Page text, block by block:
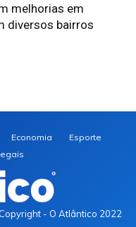
melhorias em
diversos bairros
Economia
Esporte
- O Atlântico 2022